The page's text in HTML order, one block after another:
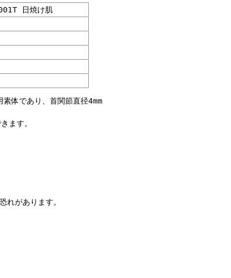
日焼け肌
体であり、首関節直径4mm
ます。
れがあります。